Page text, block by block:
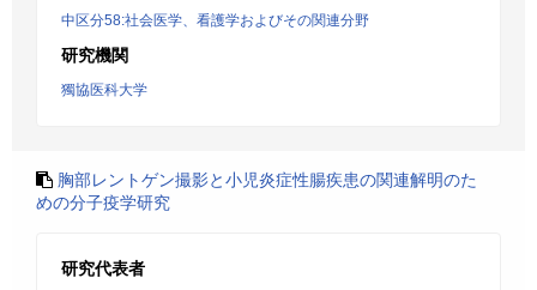
中区分58:社会医学、看護学およびその関連分野
研究機関
獨協医科大学
胸部レントゲン撮影と小児炎症性腸疾患の関連解明のた
めの分子疫学研究
研究代表者